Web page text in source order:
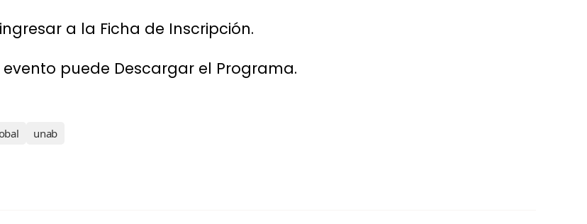
a la Ficha de Inscripción.
puede Descargar el Programa.
unab